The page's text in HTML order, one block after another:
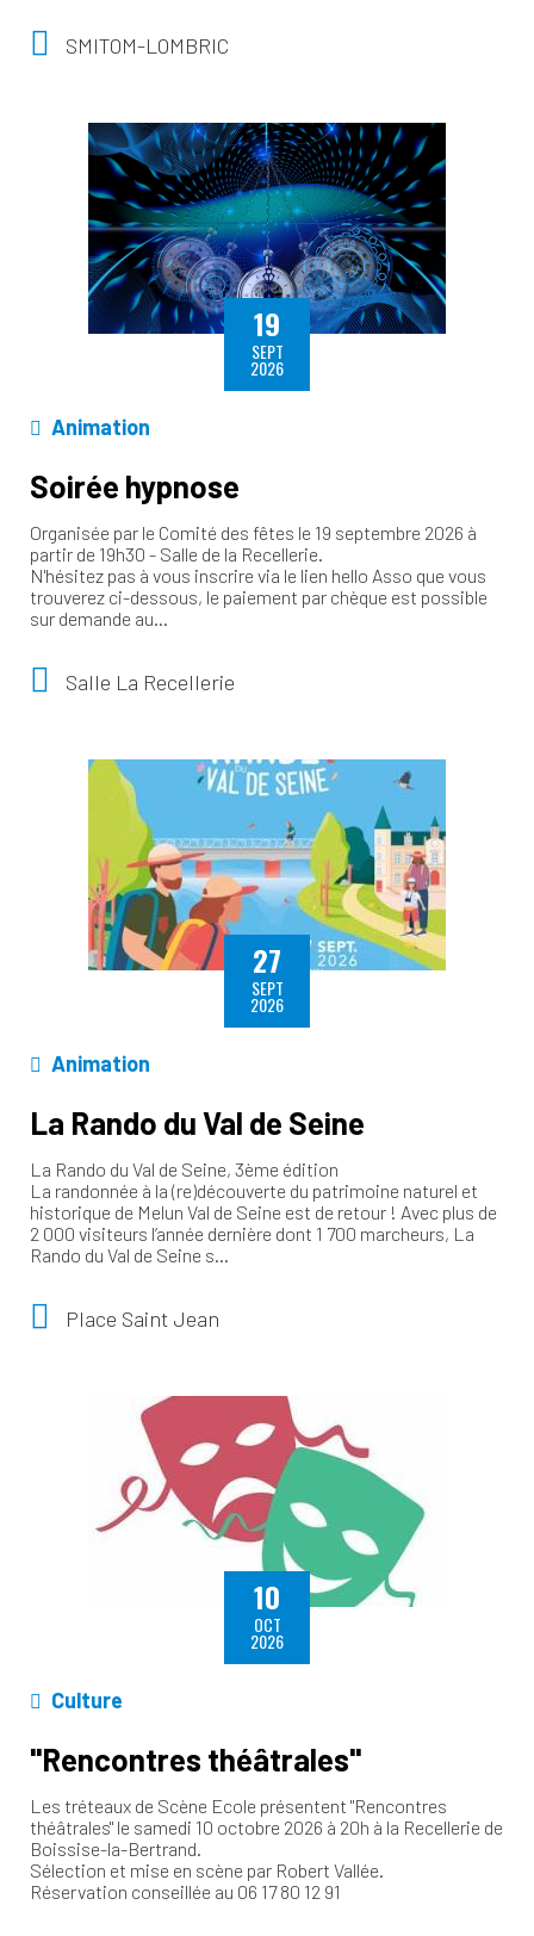
SMITOM-LOMBRIC
19
SEPT
2026
Animation
Soirée hypnose
Organisée par le Comité des fêtes le 19 septembre 2026 à
partir de 19h30 - Salle de la Recellerie.
N'hésitez pas à vous inscrire via le lien hello Asso que vous
trouverez ci-dessous, le paiement par chèque est possible
sur demande au…
Salle La Recellerie
27
SEPT
2026
Animation
La Rando du Val de Seine
La Rando du Val de Seine, 3ème édition
La randonnée à la (re)découverte du patrimoine naturel et
historique de Melun Val de Seine est de retour ! Avec plus de
2 000 visiteurs l’année dernière dont 1 700 marcheurs, La
Rando du Val de Seine s…
Place Saint Jean
10
OCT
2026
Culture
"Rencontres théâtrales"
Les tréteaux de Scène Ecole présentent "Rencontres
théâtrales" le samedi 10 octobre 2026 à 20h à la Recellerie de
Boissise-la-Bertrand.
Sélection et mise en scène par Robert Vallée.
Réservation conseillée au 06 17 80 12 91